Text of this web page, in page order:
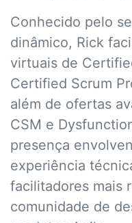
Conhecido pelo
dinâmico, Rick
virtuais de
Certified Scrum
além de ofertas
CSM e
presença
experiência
facilitadores mais
comunidade de